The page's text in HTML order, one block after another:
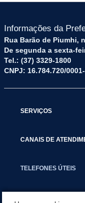
Informações da
Rua Barão de Piumhi,
De segunda a sexta-
Tel.: (37) 3329-1800
CNPJ: 16.784.720/
SERVIÇOS
CANAIS DE
TELEFONES ÚTEIS